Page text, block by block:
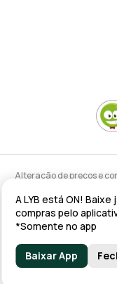
Alteração de preços e
lyb @ 2025 - Av.
A/B/C/D/E, Sala 09 Serra
A LYB está ON!
compras pelo
*Somente no app
Baixar App